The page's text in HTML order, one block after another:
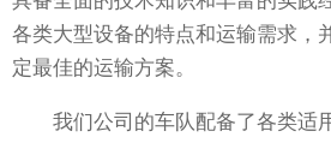
各类大型设备的特点和运输需求，
定最佳的运输方案。
我们公司的车队配备了各类适